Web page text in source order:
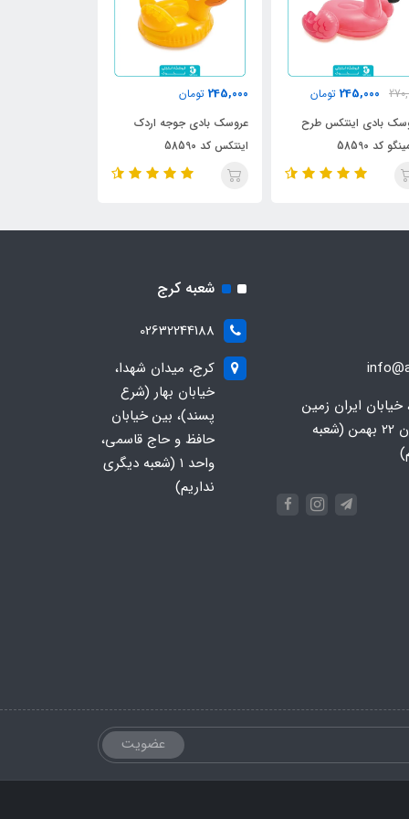
245,000 تومان
بادی اینتکس طرح
کد 58590
245,000 تومان
عروسک بادی جوجه اردک
اینتکس کد 58590
خیابان ایران زمین
جنوبی، خیابان 22 بهمن (شعبه
شعبه کرج
02632244188
کرج، میدان شهدا،
خیابان بهار (شرع
پسند)، بین خیابان
حافظ و حاج قاسمی،
واحد ۱ (شعبه دیگری
نداریم)
عضویت